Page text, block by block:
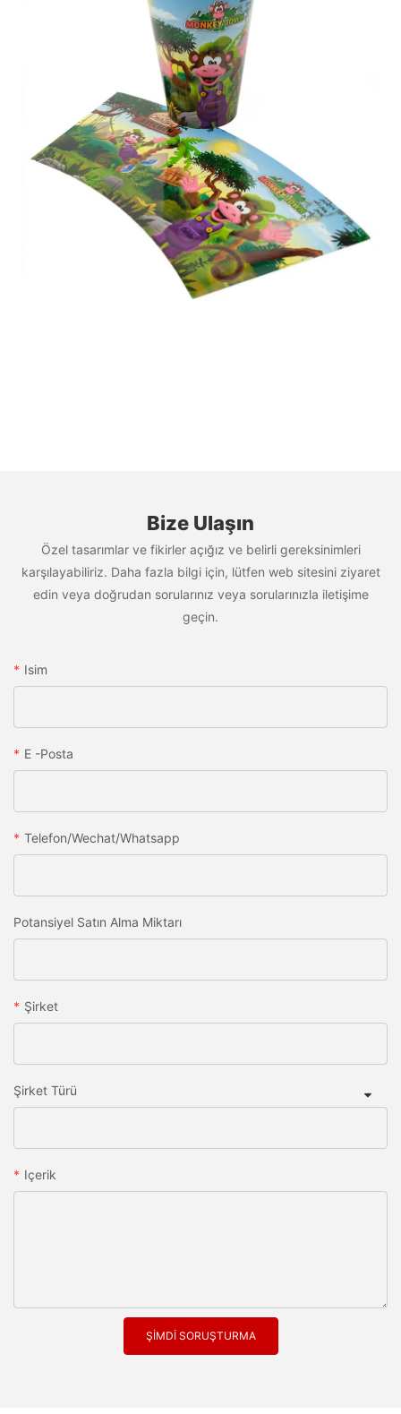
Bize Ulaşın
Özel tasarımlar ve fikirler açığız ve belirli gereksinimleri
karşılayabiliriz. Daha fazla bilgi için, lütfen web sitesini ziyaret
edin veya doğrudan sorularınız veya sorularınızla iletişime
geçin.
Isim
E -posta
Telefon/wechat/whatsapp
Potansiyel Satın Alma Miktarı
Şirket
Şirket Türü
Içerik
ŞIMDI SORUŞTURMA